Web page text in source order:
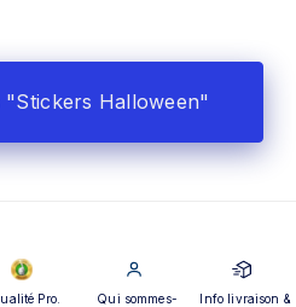
"Stickers Halloween"
Pro.
Qui sommes-
Info livraison &